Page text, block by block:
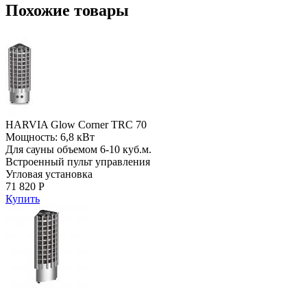
Похожие товары
HARVIA Glow Corner TRC 70
Мощность: 6,8 кВт
Для сауны объемом 6-10 куб.м.
Встроенный пульт управления
Угловая установка
71 820 Р
Купить